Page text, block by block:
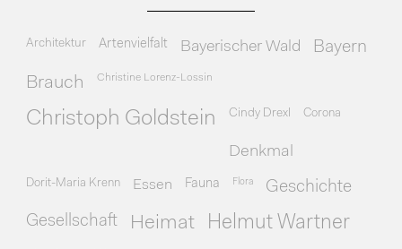
Architektur Artenvielfalt Bayerischer Wald Bayern
Brauch Christine Lorenz-Lossin
Christoph Goldstein Cindy Drexl Corona
Denkmal
Dorit-Maria Krenn Essen Fauna Flora Geschichte
Gesellschaft Heimat Helmut Wartner